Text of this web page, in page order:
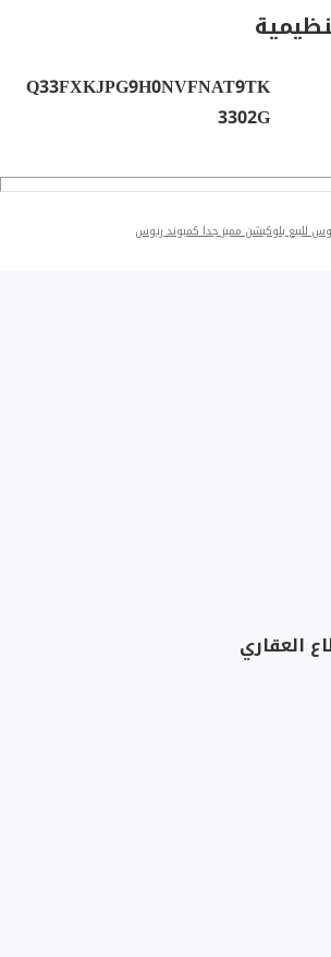
Q33FXKJPG9H0NVFNAT9TK
3302G
للبيع بلوكيشن مميز جدا كمبوند ريوس
العقاري